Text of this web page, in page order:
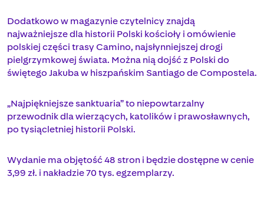
Dodatkowo w magazynie czytelnicy znajdą
najważniejsze dla historii Polski kościoły i omówienie
polskiej części trasy Camino, najsłynniejszej drogi
pielgrzymkowej świata. Można nią dojść z Polski do
świętego Jakuba w hiszpańskim Santiago de Compostela.
„Najpiękniejsze sanktuaria” to niepowtarzalny
przewodnik dla wierzących, katolików i prawosławnych,
po tysiącletniej historii Polski.
Wydanie ma objętość 48 stron i będzie dostępne w cenie
3,99 zł. i nakładzie 70 tys. egzemplarzy.